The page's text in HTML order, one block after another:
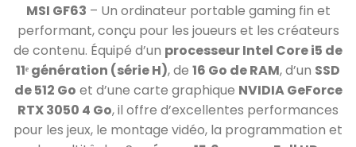
MSI GF63 – Un ordinateur portable gaming fin et
performant, conçu pour les joueurs et les créateurs
de contenu. Équipé d’un processeur Intel Core i5 de
11ᵉ génération (série H), de 16 Go de RAM, d’un SSD
de 512 Go et d’une carte graphique NVIDIA GeForce
RTX 3050 4 Go, il offre d’excellentes performances
pour les jeux, le montage vidéo, la programmation et